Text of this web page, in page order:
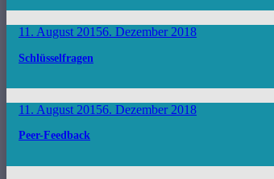
11. August 20156. Dezember 2018
Schlüsselfragen
11. August 20156. Dezember 2018
Peer-Feedback